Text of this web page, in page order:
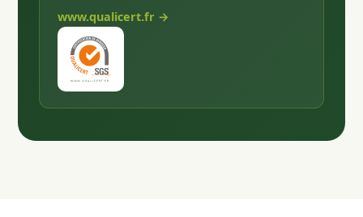
www.qualicert.fr →